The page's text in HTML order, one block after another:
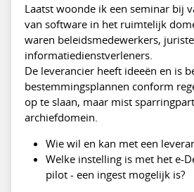
Laatst woonde ik een seminar bij
van software in het ruimtelijk
waren beleidsmedewerkers,
informatiedienstverleners.
De leverancier heeft ideeën en is
bestemmingsplannen conform
op te slaan, maar mist
archiefdomein.
Wie wil en kan met een
Welke instelling is met het e-
pilot - een ingest mogelijk is?